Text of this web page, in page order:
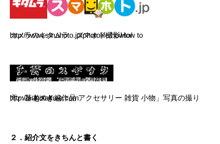
カメラのキタムラ スマホト撮影How to
http://www.smahoto.jp/photolife/howto/
「ハンドメイド作品 アクセサリー 雑貨 小物」写真の撮り方、基本のき編
http://sugisaku-s.com
２．紹介文をきちんと書く